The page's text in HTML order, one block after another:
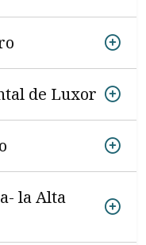
de Luxor
la Alta